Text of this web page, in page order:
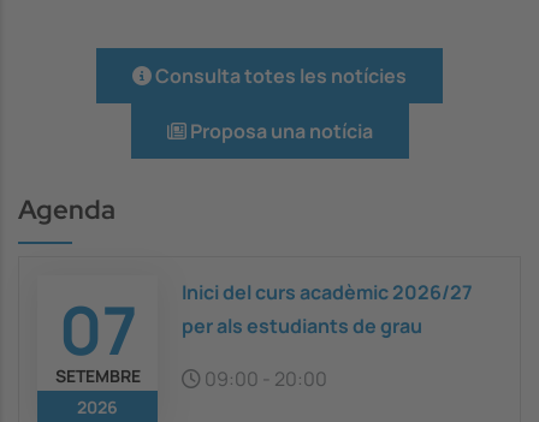
Consulta totes les notícies
Proposa una notícia
Agenda
07
SETEMBRE
2026
Inici del curs acadèmic 2026/27
per als estudiants de grau
09:00
20:00